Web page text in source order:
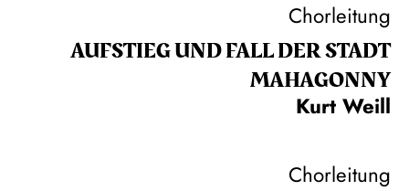
Chorleitung
AUFSTIEG UND FALL DER STADT
MAHAGONNY
Kurt Weill
Chorleitung